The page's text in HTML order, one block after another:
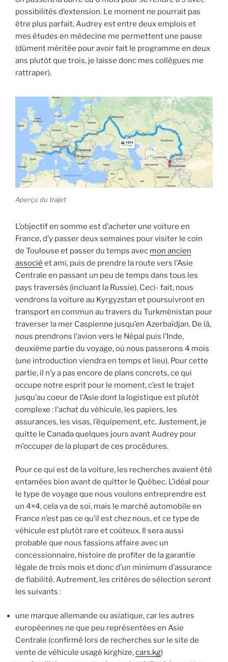
possibilités d’extension. Le moment ne pourrait pas
être plus parfait, Audrey est entre deux emplois et
mes études en médecine me permettent une pause
(dûment méritée pour avoir fait le programme en deux
ans plutôt que trois, je laisse donc mes collègues me
rattraper).
Aperçu du trajet
L’objectif en somme est d’acheter une voiture en
France, d’y passer deux semaines pour visiter le coin
de Toulouse et passer du temps avec mon ancien
associé et ami, puis de prendre la route vers l’Asie
Centrale en passant un peu de temps dans tous les
pays traversés (incluant la Russie). Ceci- fait, nous
vendrons la voiture au Kyrgyzstan et poursuivront en
transport en commun au travers du Turkménistan pour
traverser la mer Caspienne jusqu’en Azerbaïdjan. De là,
nous prendrons l’avion vers le Népal puis l’Inde,
deuxième partie du voyage, où nous passerons 4 mois
(une introduction viendra en temps et lieu). Pour cette
partie, il n’y a pas encore de plans concrets, ce qui
occupe notre esprit pour le moment, c’est le trajet
jusqu’au coeur de l’Asie dont la logistique est plutôt
complexe : l’achat du véhicule, les papiers, les
assurances, les visas, l’équipement, etc. Justement, je
quitte le Canada quelques jours avant Audrey pour
m’occuper de la plupart de ces procédures.
Pour ce qui est de la voiture, les recherches avaient été
entamées bien avant de quitter le Québec. L’idéal pour
le type de voyage que nous voulons entreprendre est
un 4×4, cela va de soi, mais le marché automobile en
France n’est pas ce qu’il est chez nous, et ce type de
véhicule est plutôt rare et coûteux. Il sera aussi
probable que nous fassions affaire avec un
concessionnaire, histoire de profiter de la garantie
légale de trois mois et donc d’un minimum d’assurance
de fiabilité. Autrement, les critères de sélection seront
les suivants :
une marque allemande ou asiatique, car les autres
européennes ne que peu représentées en Asie
Centrale (confirmé lors de recherches sur le site de
vente de véhicule usagé kirghize,cars.kg)